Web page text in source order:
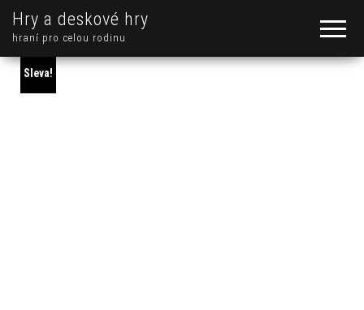
Hry a deskové hry
hraní pro celou rodinu
Sleva!